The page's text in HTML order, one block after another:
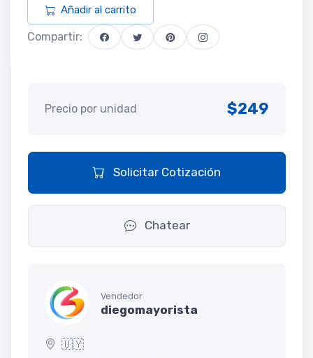
Añadir al carrito
Compartir:
Precio por unidad $249
Solicitar Cotización
Chatear
Vendedor
diegomayorista
🇺🇾